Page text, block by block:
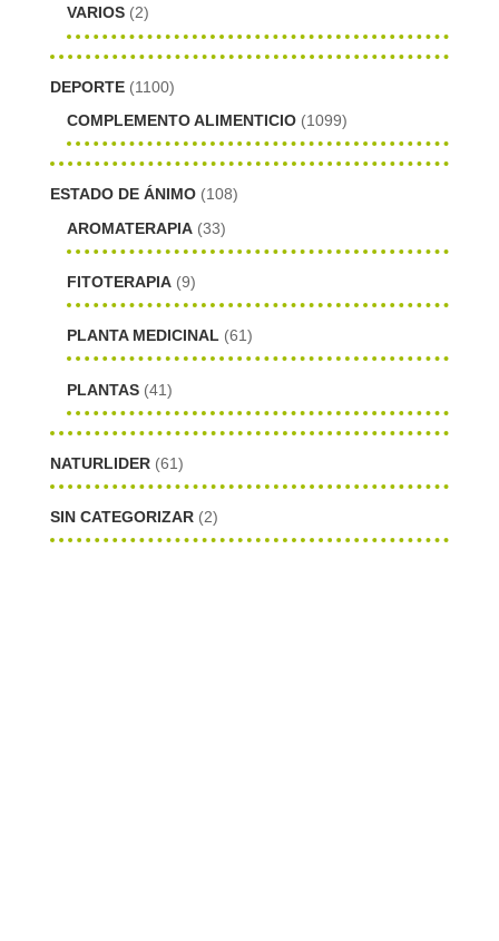
VARIOS (2)
DEPORTE (1100)
COMPLEMENTO ALIMENTICIO (1099)
ESTADO DE ÁNIMO (108)
AROMATERAPIA (33)
FITOTERAPIA (9)
PLANTA MEDICINAL (61)
PLANTAS (41)
NATURLIDER (61)
SIN CATEGORIZAR (2)